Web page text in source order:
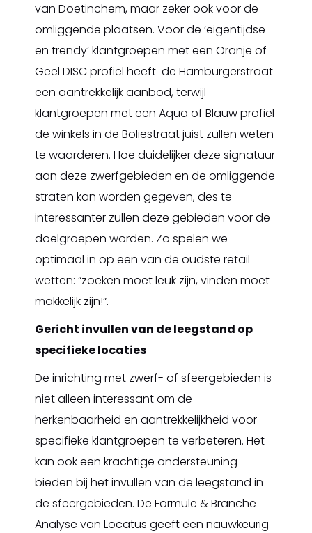
van Doetinchem, maar zeker ook voor de
omliggende plaatsen. Voor de ‘eigentijdse
en trendy’ klantgroepen met een Oranje of
Geel DISC profiel heeft de Hamburgerstraat
een aantrekkelijk aanbod, terwijl
klantgroepen met een Aqua of Blauw profiel
de winkels in de Boliestraat juist zullen weten
te waarderen. Hoe duidelijker deze signatuur
aan deze zwerfgebieden en de omliggende
straten kan worden gegeven, des te
interessanter zullen deze gebieden voor de
doelgroepen worden. Zo spelen we
optimaal in op een van de oudste retail
wetten: “zoeken moet leuk zijn, vinden moet
makkelijk zijn!”.
Gericht invullen van de leegstand op
specifieke locaties
De inrichting met zwerf- of sfeergebieden is
niet alleen interessant om de
herkenbaarheid en aantrekkelijkheid voor
specifieke klantgroepen te verbeteren. Het
kan ook een krachtige ondersteuning
bieden bij het invullen van de leegstand in
de sfeergebieden. De Formule & Branche
Analyse van Locatus geeft een nauwkeurig